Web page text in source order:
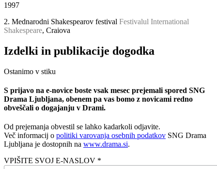
1997
2. Mednarodni Shakespearov festival Festivalul International
Shakespeare, Craiova
Izdelki in publikacije dogodka
Ostanimo v stiku
S prijavo na e-novice boste vsak mesec prejemali spored SNG
Drama Ljubljana, obenem pa vas bomo z novicami redno
obveščali o dogajanju v Drami.
Od prejemanja obvestil se lahko kadarkoli odjavite.
Več informacij o politiki varovanja osebnih podatkov SNG Drama
Ljubljana je dostopnih na www.drama.si.
VPIŠITE SVOJ E-NASLOV *